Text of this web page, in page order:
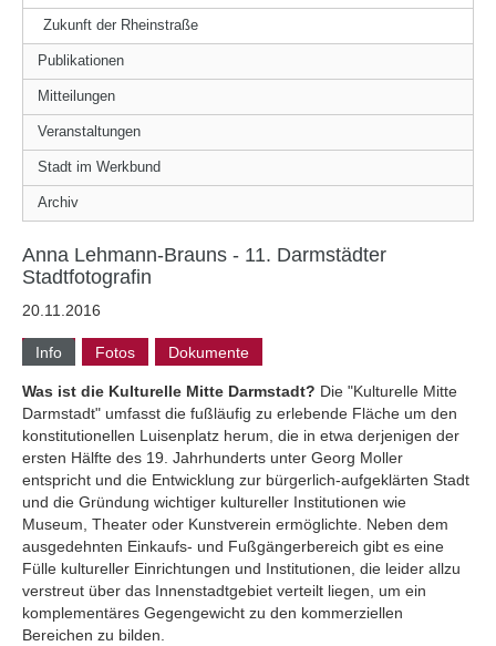
Zukunft der Rheinstraße
Publikationen
Mitteilungen
Veranstaltungen
Stadt im Werkbund
Archiv
Anna Lehmann-Brauns - 11. Darmstädter
Stadtfotografin
20.11.2016
Info Fotos Dokumente
Was ist die Kulturelle Mitte Darmstadt? Die "Kulturelle Mitte
Darmstadt" umfasst die fußläufig zu erlebende Fläche um den
konstitutionellen Luisenplatz herum, die in etwa derjenigen der
ersten Hälfte des 19. Jahrhunderts unter Georg Moller
entspricht und die Entwicklung zur bürgerlich-aufgeklärten Stadt
und die Gründung wichtiger kultureller Institutionen wie
Museum, Theater oder Kunstverein ermöglichte. Neben dem
ausgedehnten Einkaufs- und Fußgängerbereich gibt es eine
Fülle kultureller Einrichtungen und Institutionen, die leider allzu
verstreut über das Innenstadtgebiet verteilt liegen, um ein
komplementäres Gegengewicht zu den kommerziellen
Bereichen zu bilden.